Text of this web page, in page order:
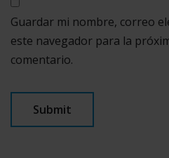
Guardar mi nombre, correo
este navegador para la
comentario.